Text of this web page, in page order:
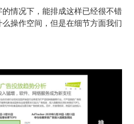
情况下，能排成这样已经很不错
操作空间，但是在细节方面我们